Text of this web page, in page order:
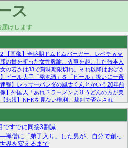
ス
けします
2:【画像】全盛期ドムドムバーガー、レベチｗｗ
の骨を折った女性教諭、火事を起こした張本人
の若さは33で賞味期限切れ。それ以降はおばさ
ビール大手「発泡酒」を「ビール」扱いに一斉
報】レッサーパンダの風太くんとかいう20年前
】外国人「あれ？ラーメンよりうどんの方が美
悲報】NHKを見ない権利、裁判で否定され
違いでした」(1) 10:【悲報】日本企業の人手不
ん…」(1)
ですでに同接3割減
僧に「弟子入り」した男が、自分で創っ
界を変えるまで